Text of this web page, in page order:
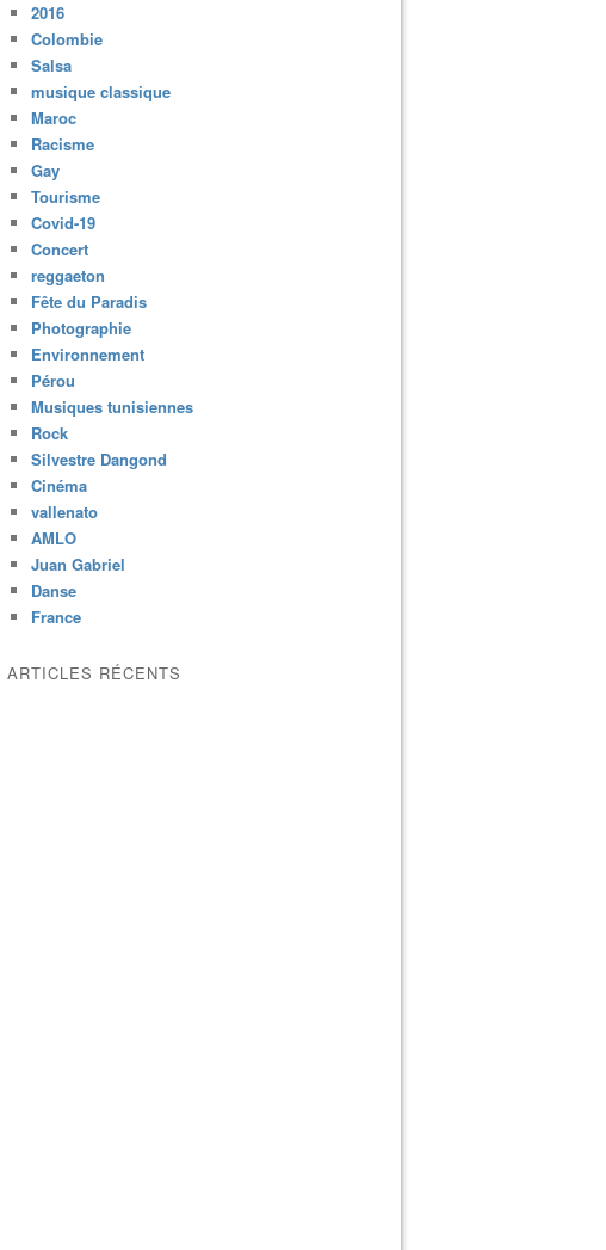
2016
Colombie
Salsa
musique classique
Maroc
Racisme
Gay
Tourisme
Covid-19
Concert
reggaeton
Fête du Paradis
Photographie
Environnement
Pérou
Musiques tunisiennes
Rock
Silvestre Dangond
Cinéma
vallenato
AMLO
Juan Gabriel
Danse
France
ARTICLES RÉCENTS